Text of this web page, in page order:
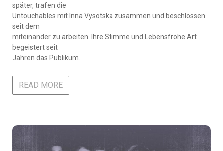
später, trafen die
Untouchables mit Inna Vysotska zusammen und beschlossen
seit dem
miteinander zu arbeiten. Ihre Stimme und Lebensfrohe Art
begeistert seit
Jahren das Publikum.
READ MORE